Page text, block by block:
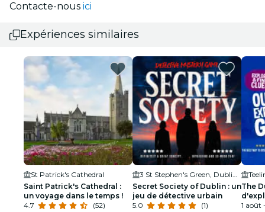
Contacte-nous ici
Expériences similaires
St Patrick's Cathedral
Saint Patrick's Cathedral :
un voyage dans le temps !
4.7
(52)
3 St Stephen's Green, Dublin, Ireland
Secret Society of Dublin : un
jeu de détective urbain
5.0
(1)
The
1 août